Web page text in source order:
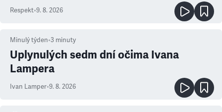
Respekt•9. 8. 2026
Minulý týden•3 minuty
Uplynulých sedm dní očima Ivana
Lampera
Ivan Lamper•9. 8. 2026